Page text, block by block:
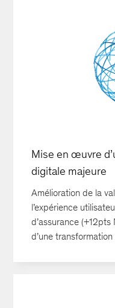
Mise en œuvre
digitale majeure
Amélioration de la
l’expérience
d’assurance
d’une